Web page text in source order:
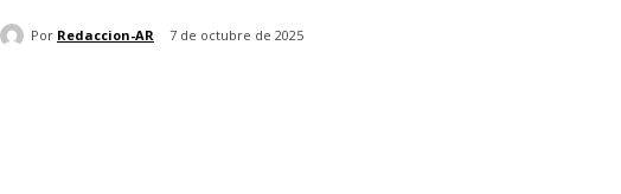
Por Redaccion-AR 7 de octubre de 2025